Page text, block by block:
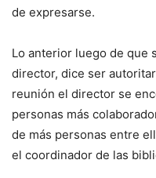
de expresarse.
Lo anterior luego de que
director, dice ser
reunión el director se
personas más
de más personas entre
el coordinador de las